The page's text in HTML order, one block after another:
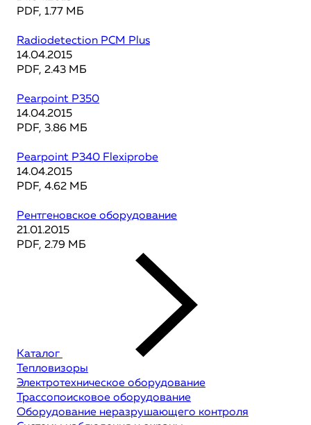
PDF, 1.77 МБ
Radiodetection PCM Plus
14.04.2015
PDF, 2.43 МБ
Pearpoint P350
14.04.2015
PDF, 3.86 МБ
Pearpoint P340 Flexiprobe
14.04.2015
PDF, 4.62 МБ
Рентгеновское оборудование
21.01.2015
PDF, 2.79 МБ
Каталог
Тепловизоры
Электротехническое оборудование
Трассопоисковое оборудование
Оборудование неразрушающего контроля